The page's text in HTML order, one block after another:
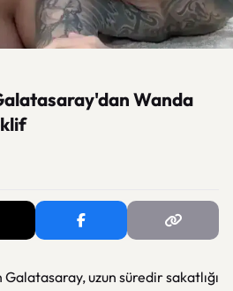
Wanda
uzun süredir sakatlığı